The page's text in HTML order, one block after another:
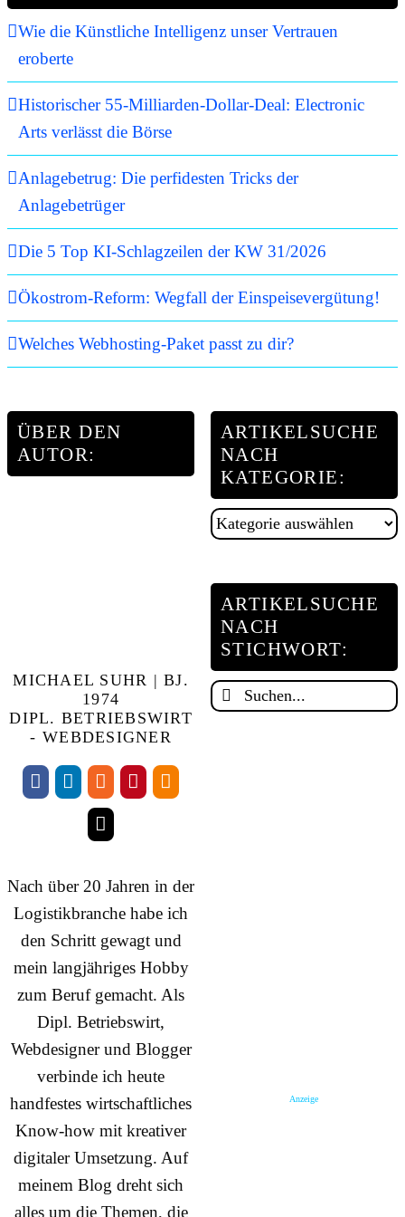
Wie die Künstliche Intelligenz unser Vertrauen
eroberte
Historischer 55-Milliarden-Dollar-Deal: Electronic
Arts verlässt die Börse
Anlagebetrug: Die perfidesten Tricks der
Anlagebetrüger
Die 5 Top KI-Schlagzeilen der KW 31/2026
Ökostrom-Reform: Wegfall der Einspeisevergütung!
Welches Webhosting-Paket passt zu dir?
ÜBER DEN
AUTOR:
MICHAEL SUHR | BJ.
1974
DIPL. BETRIEBSWIRT
- WEBDESIGNER
Nach über 20 Jahren in der
Logistikbranche habe ich
den Schritt gewagt und
mein langjähriges Hobby
zum Beruf gemacht. Als
Dipl. Betriebswirt,
Webdesigner und Blogger
verbinde ich heute
handfestes wirtschaftliches
Know-how mit kreativer
digitaler Umsetzung. Auf
meinem Blog dreht sich
alles um die Themen, die
ARTIKELSUCHE
NACH
KATEGORIE:
Artikelsuche
ARTIKELSUCHE
NACH
STICHWORT:
Suche
Anzeige